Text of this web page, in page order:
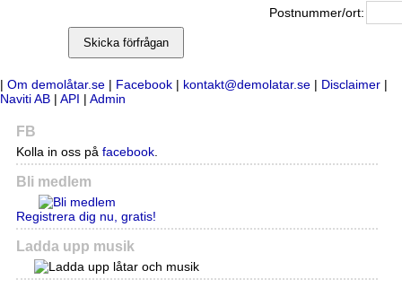
Postnummer/ort:
| Om demolåtar.se | Facebook | kontakt@demolatar.se | Disclaimer |
Naviti AB | API | Admin
FB
Kolla in oss på facebook.
Bli medlem
Registrera dig nu, gratis!
Ladda upp musik